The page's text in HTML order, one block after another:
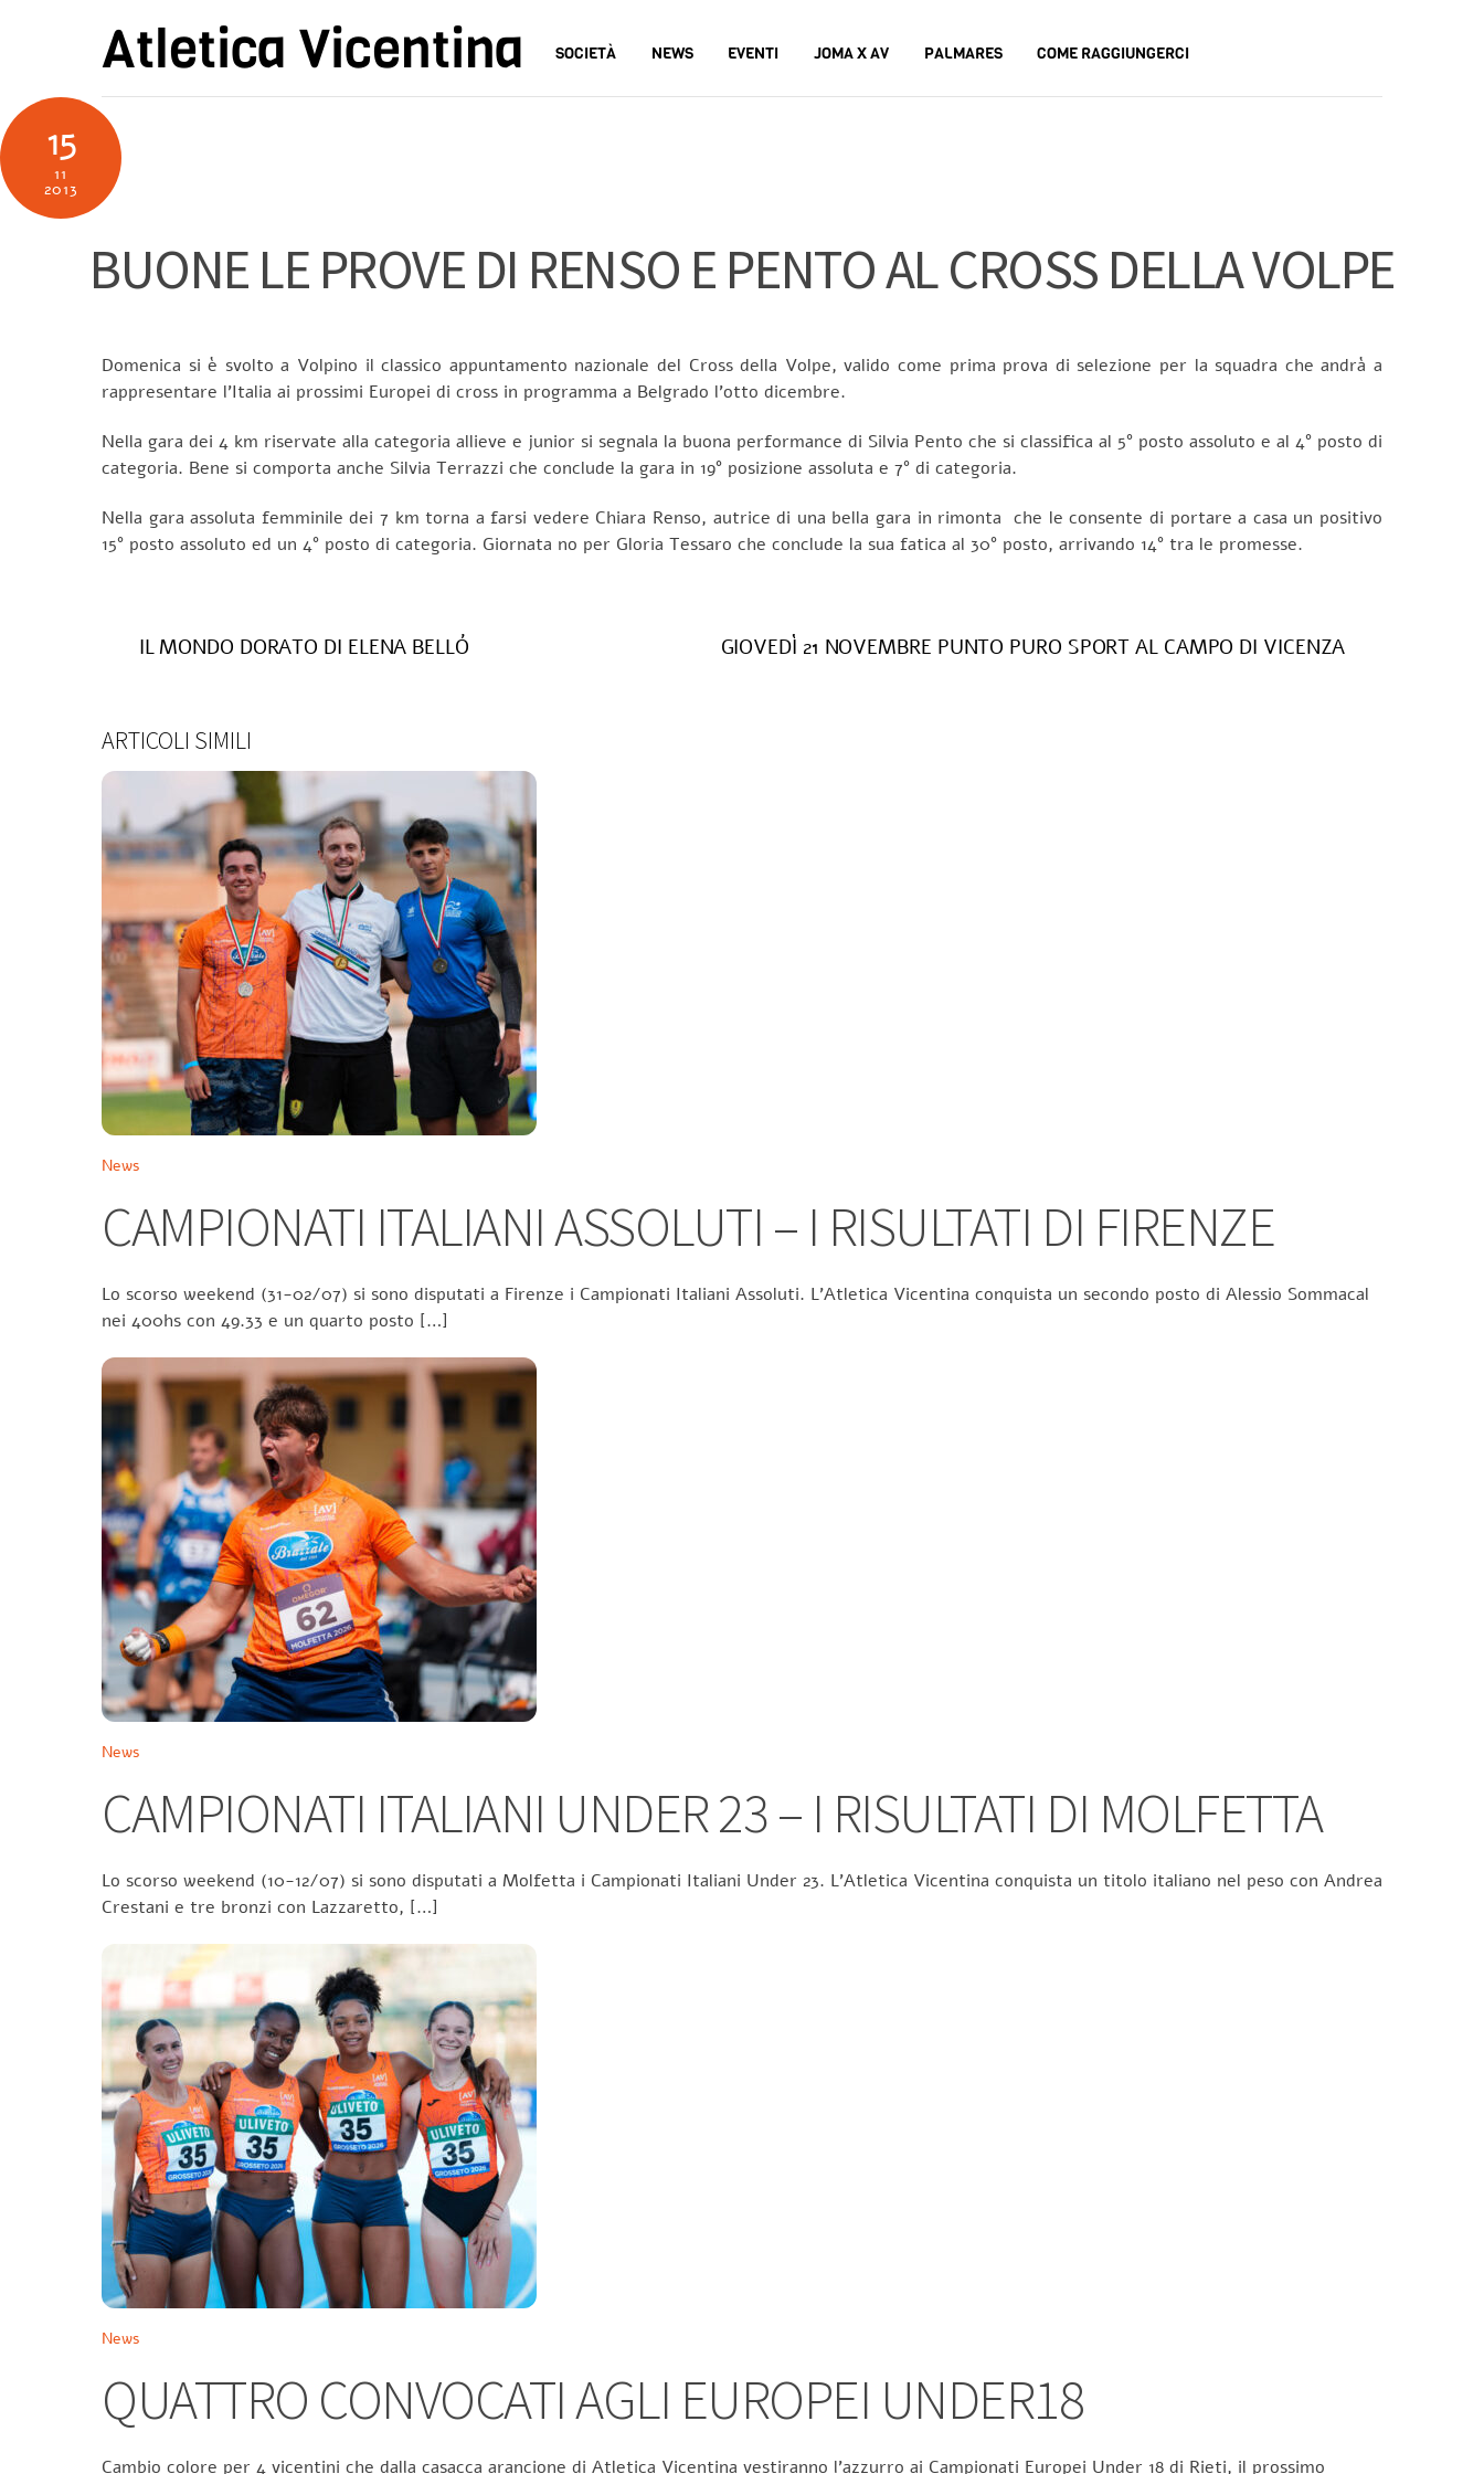
Atletica Vicentina SOCIETÀ NEWS EVENTI JOMA X AV PALMARES COME RAGGIUNGERCI
15
11
2013
BUONE LE PROVE DI RENSO E PENTO AL CROSS DELLA VOLPE
Domenica si è svolto a Volpino il classico appuntamento nazionale del Cross della Volpe, valido come prima prova di selezione per la squadra che andrà a
rappresentare l’Italia ai prossimi Europei di cross in programma a Belgrado l’otto dicembre.
Nella gara dei 4 km riservate alla categoria allieve e junior si segnala la buona performance di Silvia Pento che si classifica al 5° posto assoluto e al 4° posto di
categoria. Bene si comporta anche Silvia Terrazzi che conclude la gara in 19° posizione assoluta e 7° di categoria.
Nella gara assoluta femminile dei 7 km torna a farsi vedere Chiara Renso, autrice di una bella gara in rimonta che le consente di portare a casa un positivo
15° posto assoluto ed un 4° posto di categoria. Giornata no per Gloria Tessaro che conclude la sua fatica al 30° posto, arrivando 14° tra le promesse.
IL MONDO DORATO DI ELENA BELLÓ GIOVEDÌ 21 NOVEMBRE PUNTO PURO SPORT AL CAMPO DI VICENZA
ARTICOLI SIMILI
News
CAMPIONATI ITALIANI ASSOLUTI – I RISULTATI DI FIRENZE
Lo scorso weekend (31-02/07) si sono disputati a Firenze i Campionati Italiani Assoluti. L’Atletica Vicentina conquista un secondo posto di Alessio Sommacal
nei 400hs con 49.33 e un quarto posto […]
News
CAMPIONATI ITALIANI UNDER 23 – I RISULTATI DI MOLFETTA
Lo scorso weekend (10-12/07) si sono disputati a Molfetta i Campionati Italiani Under 23. L’Atletica Vicentina conquista un titolo italiano nel peso con Andrea
Crestani e tre bronzi con Lazzaretto, […]
News
QUATTRO CONVOCATI AGLI EUROPEI UNDER18
Cambio colore per 4 vicentini che dalla casacca arancione di Atletica Vicentina vestiranno l’azzurro ai Campionati Europei Under 18 di Rieti, il prossimo